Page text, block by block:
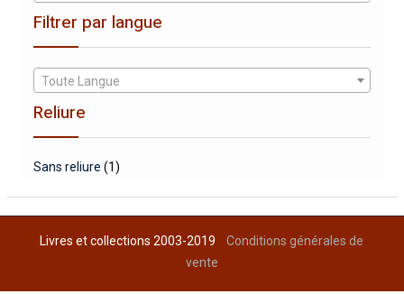
Filtrer par langue
Toute Langue
Reliure
Sans reliure (1)
Livres et collections 2003-2019Conditions générales de
vente